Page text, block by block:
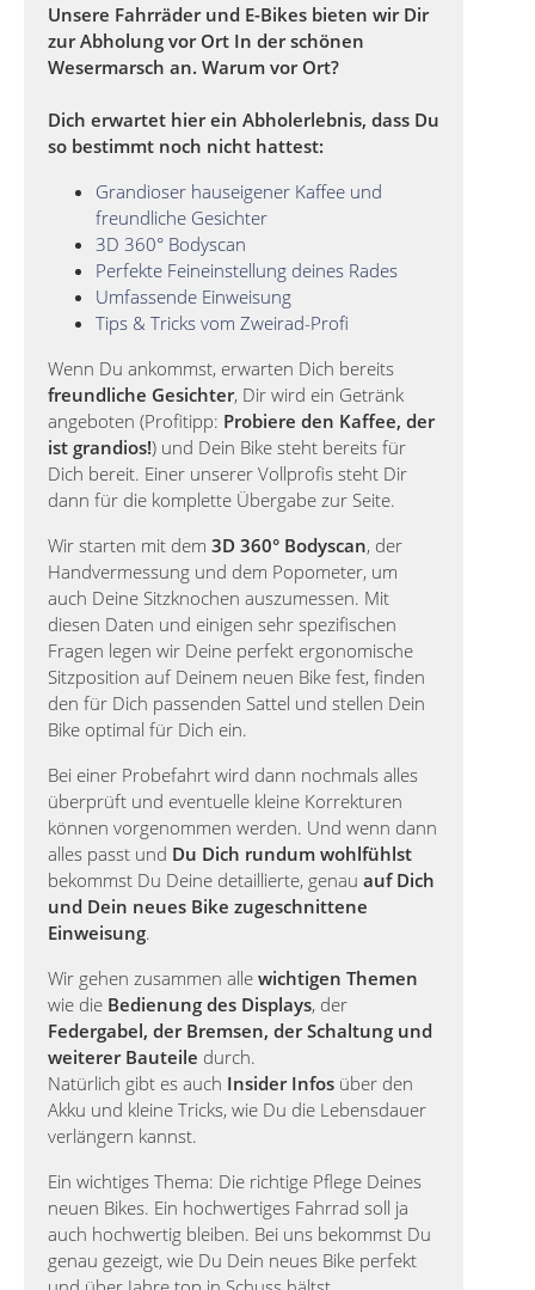
Unsere Fahrräder und E-Bikes bieten wir Dir
zur Abholung vor Ort In der schönen
Wesermarsch an. Warum vor Ort?
Dich erwartet hier ein Abholerlebnis, dass Du
so bestimmt noch nicht hattest:
Grandioser hauseigener Kaffee und
freundliche Gesichter
3D 360° Bodyscan
Perfekte Feineinstellung deines Rades
Umfassende Einweisung
Tips & Tricks vom Zweirad-Profi
Wenn Du ankommst, erwarten Dich bereits
freundliche Gesichter, Dir wird ein Getränk
angeboten (Profitipp: Probiere den Kaffee, der
ist grandios!) und Dein Bike steht bereits für
Dich bereit. Einer unserer Vollprofis steht Dir
dann für die komplette Übergabe zur Seite.
Wir starten mit dem 3D 360° Bodyscan, der
Handvermessung und dem Popometer, um
auch Deine Sitzknochen auszumessen. Mit
diesen Daten und einigen sehr spezifischen
Fragen legen wir Deine perfekt ergonomische
Sitzposition auf Deinem neuen Bike fest, finden
den für Dich passenden Sattel und stellen Dein
Bike optimal für Dich ein.
Bei einer Probefahrt wird dann nochmals alles
überprüft und eventuelle kleine Korrekturen
können vorgenommen werden. Und wenn dann
alles passt und Du Dich rundum wohlfühlst
bekommst Du Deine detaillierte, genau auf Dich
und Dein neues Bike zugeschnittene
Einweisung.
Wir gehen zusammen alle wichtigen Themen
wie die Bedienung des Displays, der
Federgabel, der Bremsen, der Schaltung und
weiterer Bauteile durch.
Natürlich gibt es auch Insider Infos über den
Akku und kleine Tricks, wie Du die Lebensdauer
verlängern kannst.
Ein wichtiges Thema: Die richtige Pflege Deines
neuen Bikes. Ein hochwertiges Fahrrad soll ja
auch hochwertig bleiben. Bei uns bekommst Du
genau gezeigt, wie Du Dein neues Bike perfekt